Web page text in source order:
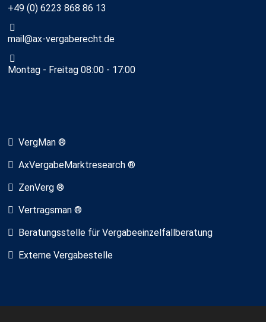
+49 (0) 6223 868 86 13
mail@ax-vergaberecht.de
Montag - Freitag 08:00 - 17:00
VergMan ®
AxVergabeMarktresearch ®
ZenVerg ®
Vertragsman ®
Beratungsstelle für Vergabeeinzelfallberatung
Externe Vergabestelle